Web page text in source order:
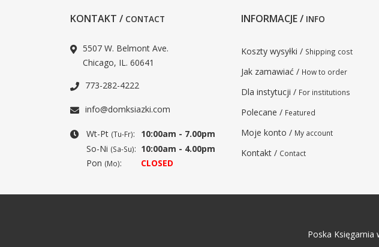
KONTAKT / CONTACT
5507 W. Belmont Ave.
Chicago, IL. 60641
773-282-4222
info@domksiazki.com
Wt-Pt (Tu-Fr):
10:00am - 7.00pm
So-Ni (Sa-Su): 10:00am - 4.00pm
Pon (Mo): CLOSED
INFORMACJE / INFO
Koszty wysyłki / Shipping cost
Jak zamawiać / How to order
Dla instytucji / For institutions
Polecane / Featured
Moje konto / My account
Kontakt / Contact
Poska Księgarnia